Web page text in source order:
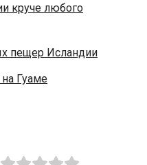
круче любого
пещер Исландии
Гуаме